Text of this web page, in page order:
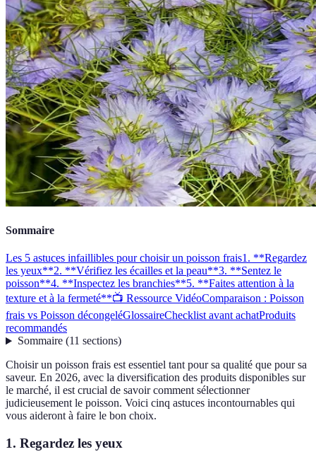
Sommaire
Les 5 astuces infaillibles pour choisir un poisson frais1. **Regardez
les yeux**2. **Vérifiez les écailles et la peau**3. **Sentez le
poisson**4. **Inspectez les branchies**5. **Faites attention à la
texture et à la fermeté**📺 Ressource VidéoComparaison : Poisson
frais vs Poisson décongeléGlossaireChecklist avant achatProduits
recommandés
Sommaire(11 sections)
Choisir un poisson frais est essentiel tant pour sa qualité que pour sa
saveur. En 2026, avec la diversification des produits disponibles sur
le marché, il est crucial de savoir comment sélectionner
judicieusement le poisson. Voici cinq astuces incontournables qui
vous aideront à faire le bon choix.
1. Regardez les yeux